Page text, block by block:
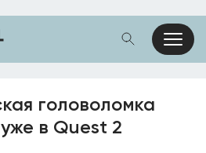
головоломка
в Quest 2